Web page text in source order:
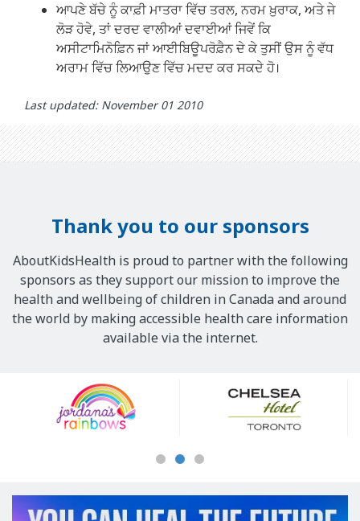
ਆਪਣੇ ਬੱਚੇ ਨੂੰ ਕਾਫ਼ੀ ਮਾਤਰਾ ਵਿੱਚ ਤਰਲ, ਨਰਮ ਖ਼ੁਰਾਕ, ਅਤੇ ਜੇ
ਲੋੜ ਹੋਵੇ, ਤਾਂ ਦਰਦ ਵਾਲੀਆਂ ਦਵਾਈਆਂ ਜਿਵੇਂ ਕਿ
ਅਸੀਟਾਮਿਨੋਫ਼ਿਨ ਜਾਂ ਆਈਬਿਊਪਰੋਫ਼ੈਨ ਦੇ ਕੇ ਤੁਸੀਂ ਉਸ ਨੂੰ ਵੱਧ
ਅਰਾਮ ਵਿੱਚ ਲਿਆਉਣ ਵਿੱਚ ਮਦਦ ਕਰ ਸਕਦੇ ਹੋ।
Last updated: November 01 2010
Thank you to our sponsors
AboutKidsHealth is proud to partner with the following
sponsors as they support our mission to improve the
health and wellbeing of children in Canada and around
the world by making accessible health care information
available via the internet.
Sponsors